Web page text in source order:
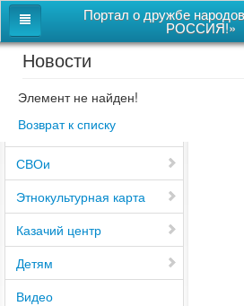
Портал о дружбе
РОССИЯ!»
Главная
Дом дружбы народов
Новости
СВОи
Этнокультурная карта
Казачий центр
Детям
Видео
Новости
Элемент не найден!
Возврат к списку